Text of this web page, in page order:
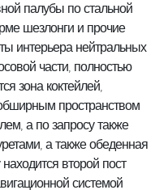
палубы по стальной
шезлонги и прочие
интерьера нейтральных
части, полностью
зона коктейлей,
пространством
а по запросу также
а также обеденная
второй пост
системой